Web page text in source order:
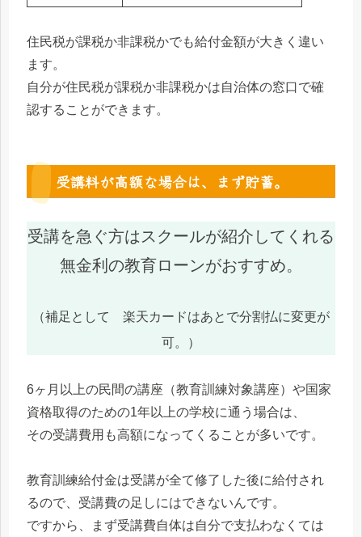
住民税が課税か非課税かでも給付金額が大きく違い
ます。
自分が住民税が課税か非課税かは自治体の窓口で確
認することができます。
受講料が高額な場合は、まず貯蓄。
受講を急ぐ方はスクールが紹介してくれる
無金利の教育ローンがおすすめ。
（補足として 楽天カードはあとで分割払に変更が
可。）
6ヶ月以上の民間の講座（教育訓練対象講座）や国家
資格取得のための1年以上の学校に通う場合は、
その受講費用も高額になってくることが多いです。
教育訓練給付金は受講が全て修了した後に給付され
るので、受講費の足しにはできないんです。
ですから、まず受講費自体は自分で支払わなくては